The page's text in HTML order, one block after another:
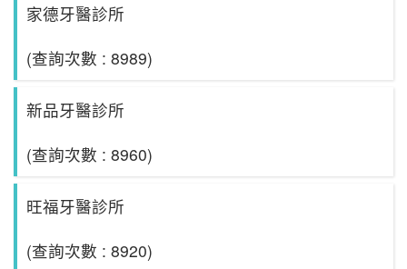
家德牙醫診所
(查詢次數 : 8989)
新品牙醫診所
(查詢次數 : 8960)
旺福牙醫診所
(查詢次數 : 8920)